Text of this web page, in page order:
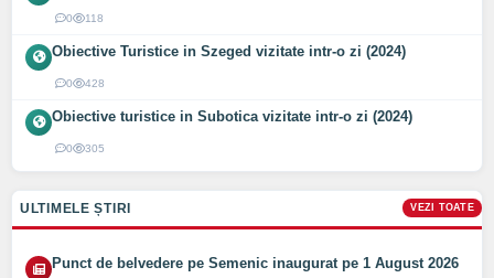
0 118
Obiective Turistice in Szeged vizitate intr-o zi (2024)
0 428
Obiective turistice in Subotica vizitate intr-o zi (2024)
0 305
ULTIMELE ȘTIRI VEZI TOATE
Punct de belvedere pe Semenic inaugurat pe 1 August 2026